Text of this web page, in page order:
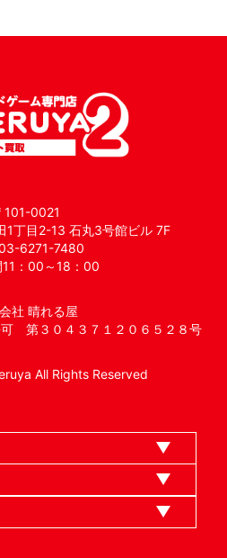
101-0021
1丁目2-13 石丸3号館ビル 7F
6271-7480
11：00～18：00
社 晴れる屋
第３０４３７１２０６５２８号
All Rights Reserved